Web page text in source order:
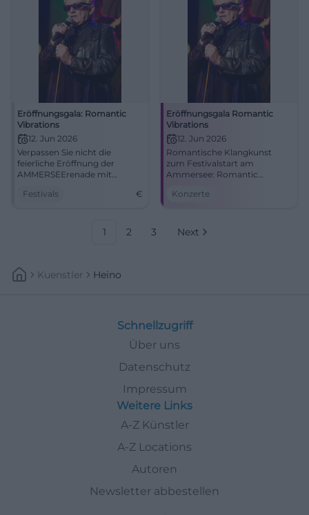
Eröffnungsgala: Romantic
Vibrations
12. Jun 2026
Verpassen Sie nicht die
feierliche Eröffnung der
AMMERSEErenade mit
Festivals
€
Eröffnungsgala Romantic
Vibrations
12. Jun 2026
Romantische Klangkunst
zum Festivalstart am
Ammersee: Romantic
Brahms, Dvořák und Heino
Konzerte
1 2 3 Next
Kuenstler Heino
Schnellzugriff
Über uns
Datenschutz
Impressum
Weitere Links
A-Z Künstler
A-Z Locations
Autoren
Newsletter abbestellen